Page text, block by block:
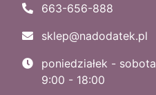
663-656-888
sklep@nadodatek.pl
poniedziałek - sobota
9:00 - 18:00